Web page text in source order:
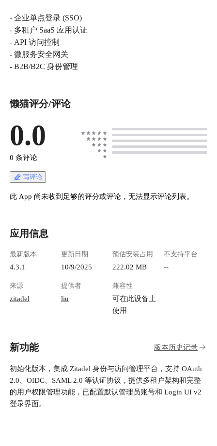
- 企业单点登录 (SSO)
- 多租户 SaaS 应用认证
- API 访问控制
- 微服务安全网关
懒猫评分/评论
0.0
0 条评论
写评论
此 App 尚未收到足够的评分或评论，无法显示评论列表。
应用信息
最新版本
4.3.1
更新日期
10/9/2025
预估安装占用
222.02 MB
不支持平台
--
来源
zitadel
提供者
liu
兼容性
可在此设备上
使用
新功能 版本历史记录
初始化版本，集成 Zitadel 身份与访问管理平台，支持 OAuth
2.0、OIDC、SAML 2.0 等认证协议，提供多租户架构和完整
的用户权限管理功能，已配置默认管理员账号和 Login UI v2